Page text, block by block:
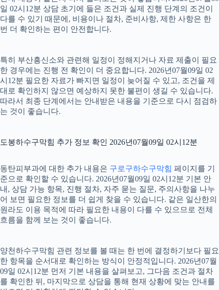
일 02시12분 상담 초기에 들은 조건과 실제 진행 단계의 조건이
다를 수 있기 때문에, 비용이나 절차, 준비사항, 제한 사항은 한
번 더 확인하는 편이 안전합니다.
특히 부산흥신소와 관련해 일정이 정해지거나 자료 제출이 필요
한 경우에는 진행 전 확인이 더 중요합니다. 2026년07월09일 02
시12분 필요한 자료가 빠지면 일정이 늦어질 수 있고, 조건을 제
대로 확인하지 않으면 예상하지 못한 불편이 생길 수 있습니다.
따라서 최종 단계에서는 안내받은 내용을 기준으로 다시 점검하
는 것이 좋습니다.
도봉하수구막힘 추가 정보 확인 2026년07월09일 02시12분
동탄피부과에 대한 추가 내용은 구로구하수구막힘 페이지를 기
준으로 확인할 수 있습니다. 2026년07월09일 02시12분 기본 안
내, 상담 가능 항목, 진행 절차, 자주 묻는 질문, 주의사항을 나누
어 보면 필요한 정보를 더 쉽게 찾을 수 있습니다. 같은 일산한의
원라도 이용 목적에 따라 필요한 내용이 다를 수 있으므로 전체
흐름을 함께 보는 것이 좋습니다.
양천하수구막힘 관련 정보를 볼 때는 한 번에 결정하기보다 필요
한 항목을 순서대로 확인하는 방식이 안정적입니다. 2026년07월
09일 02시12분 먼저 기본 내용을 살펴보고, 그다음 조건과 절차
를 확인한 뒤, 마지막으로 상담을 통해 현재 상황에 맞는 안내를